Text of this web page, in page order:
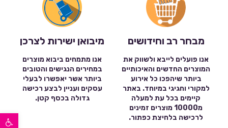
פתח סרגל נגישות
מבחר רב וחידושים
אנו פועלים לייבא ולשווק את
המוצרים החדשים והאיכותיים
ביותר שיהפכו כל אירוע
למקורי וחגיגי במיוחד. באתר
קיימים בכל עת למעלה
מ10000 מוצרים זמינים
לרכישה בלחיצת כפתור.
מיבואן ישירות לצרכן
אנו מתמחים ביבוא מוצרים
במחירים הנגישים והטובים
ביותר אשר יאפשרו לבעלי
עסקים ועניין לבצע רכישה
גדולה בכסף קטן.